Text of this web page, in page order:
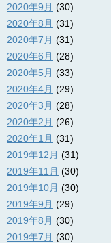
2020年9月 (30)
2020年8月 (31)
2020年7月 (31)
2020年6月 (28)
2020年5月 (33)
2020年4月 (29)
2020年3月 (28)
2020年2月 (26)
2020年1月 (31)
2019年12月 (31)
2019年11月 (30)
2019年10月 (30)
2019年9月 (29)
2019年8月 (30)
2019年7月 (30)